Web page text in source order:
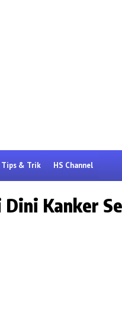
Tips & Trik HS Channel
Kanker